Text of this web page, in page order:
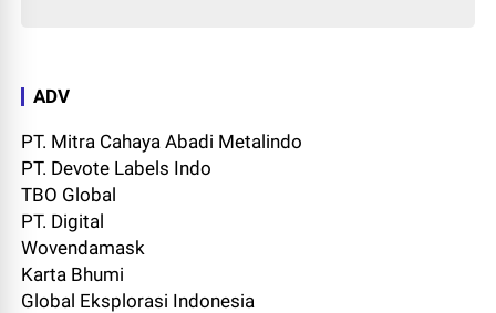
ADV
PT. Mitra Cahaya Abadi Metalindo
PT. Devote Labels Indo
TBO Global
PT. Digital
Wovendamask
Karta Bhumi
Global Eksplorasi Indonesia